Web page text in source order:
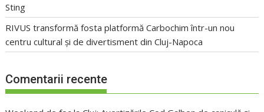
Sting
RIVUS transformă fosta platformă Carbochim într-un nou
centru cultural și de divertisment din Cluj-Napoca
Comentarii recente